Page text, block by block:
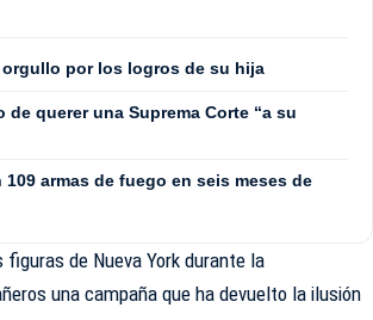
por los logros de su hija
querer una Suprema Corte “a su
armas de fuego en seis meses de
de Nueva York durante la
una campaña que ha devuelto la ilusión